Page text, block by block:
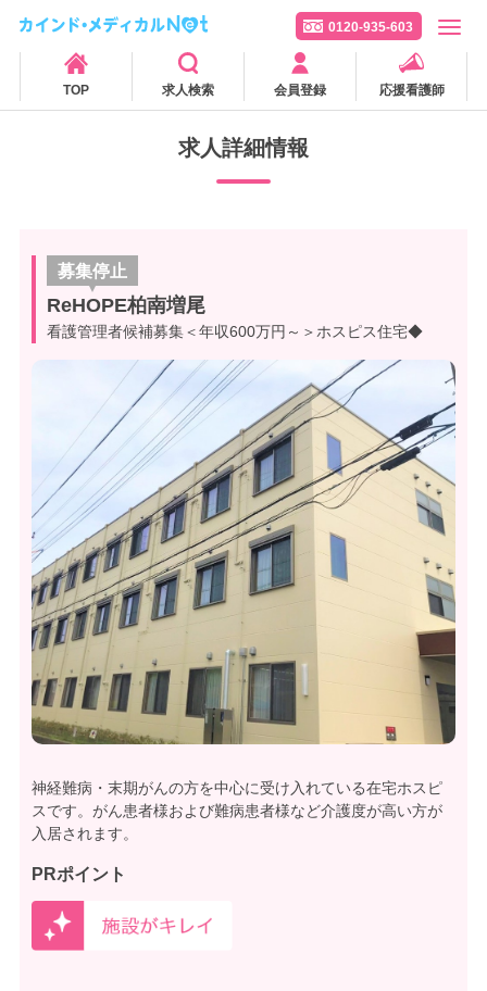
0120-935-603
TOP 求人検索 会員登録 応援看護師
求人詳細情報
募集停止
ReHOPE柏南増尾
看護管理者候補募集＜年収600万円～＞ホスピス住宅◆
神経難病・末期がんの方を中心に受け入れている在宅ホスピ
スです。がん患者様および難病患者様など介護度が高い方が
入居されます。
PRポイント